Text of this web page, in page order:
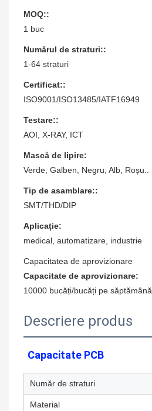
MOQ::
1 buc
Numărul de straturi::
1-64 straturi
Certificat::
ISO9001/ISO13485/IATF16949
Testare::
AOI, X-RAY, ICT
Mască de lipire:
Verde, Galben, Negru, Alb, Roșu..
Tip de asamblare::
SMT/THD/DIP
Aplicație:
medical, automatizare, industrie
Capacitatea de aprovizionare
Capacitate de aprovizionare:
10000 bucăți/bucăți pe săptămână
Descriere produs
Capacitate PCB
Număr de straturi
Material